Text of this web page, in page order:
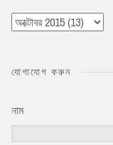
যোগাযোগ করুন
নাম